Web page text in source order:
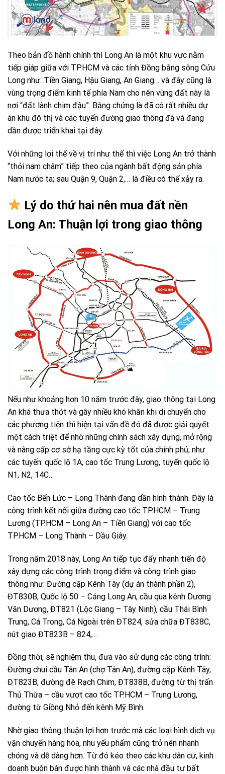
Theo bản đồ hành chính thì Long An là một khu vực nằm
tiếp giáp giữa với TP.HCM và các tỉnh Đồng bằng sông Cửu
Long như: Tiền Giang, Hậu Giang, An Giang… và đây cũng là
vùng trọng điểm kinh tế phía Nam cho nên vùng đất này là
nơi “đất lành chim đậu”. Bằng chứng là đã có rất nhiều dự
án khu đô thị và các tuyến đường giao thông đã và đang
dần được triển khai tại đây.
Với những lợi thế về vị trí như thế thì việc Long An trở thành
“thỏi nam châm” tiếp theo của ngành bất động sản phía
Nam nước ta; sau Quận 9, Quận 2,… là điều có thể xảy ra.
Lý do thứ hai nên mua đất nền
Long An: Thuận lợi trong giao thông
Nếu như khoảng hơn 10 năm trước đây, giao thông tại Long
An khá thưa thớt và gây nhiều khó khăn khi di chuyển cho
các phương tiện thì hiện tại vấn đề đó đã được giải quyết
một cách triệt để nhờ những chính sách xây dựng, mở rộng
và nâng cấp cơ sở hạ tầng cực kỳ tốt của chính phủ; như
các tuyến: quốc lộ 1A, cao tốc Trung Lương, tuyến quốc lộ
N1, N2, 14C…
Cao tốc Bến Lức – Long Thành đang dần hình thành. Đây là
công trình kết nối giữa đường cao tốc TP.HCM – Trung
Lương (TP.HCM – Long An – Tiền Giang) với cao tốc
TP.HCM – Long Thành – Dầu Giây.
Trong năm 2018 này, Long An tiếp tục đẩy nhanh tiến độ
xây dựng các công trình trọng điểm và công trình giao
thông như: Đường cặp Kênh Tây (dự án thành phần 2),
ĐT830B, Quốc lộ 50 – Cảng Long An, cầu qua kênh Dương
Văn Dương, ĐT821 (Lộc Giang – Tây Ninh), cầu Thái Bình
Trung, Cá Trong, Cá Ngoài trên ĐT824, sửa chữa ĐT838C,
nút giao ĐT823B – 824,…
Đồng thời, sẽ nghiệm thu, đưa vào sử dụng các công trình:
Đường chui cầu Tân An (chợ Tân An), đường cặp Kênh Tây,
ĐT823B, đường đê Rạch Chim, ĐT838B, đường từ thị trấn
Thủ Thừa – cầu vượt cao tốc TP.HCM – Trung Lương,
đường từ Giồng Nhỏ đến kênh Mỹ Bình.
Nhờ giao thông thuận lợi hơn trước mà các loại hình dịch vụ
vận chuyển hàng hóa, nhu yếu phẩm cũng trở nên nhanh
chóng và dễ dàng hơn. Từ đó kéo theo các khu dân cư, kinh
doanh buôn bán được hình thành và các nhà đầu tư bất